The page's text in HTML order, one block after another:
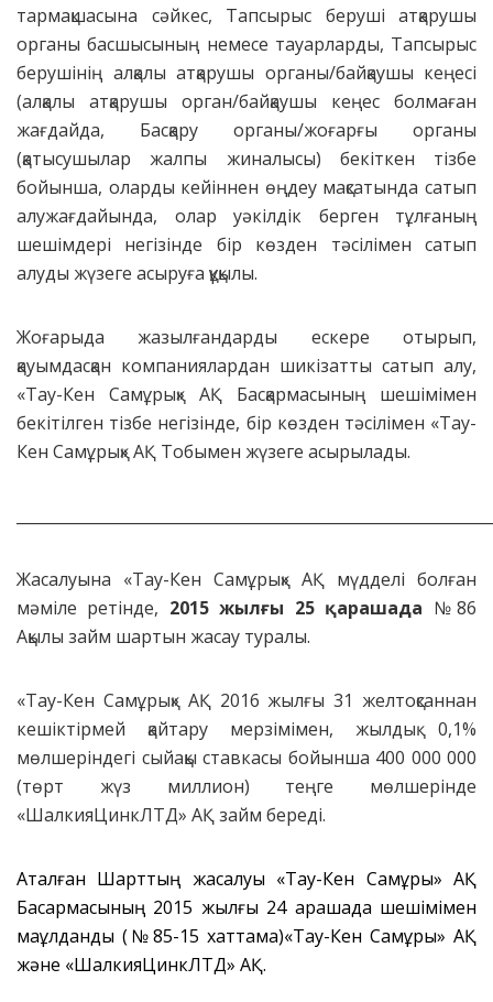
тармақшасына сәйкес, Тапсырыс беруші атқарушы
органы басшысының немесе тауарларды, Тапсырыс
берушінің алқалы атқарушы органы/байқаушы кеңесі
(алқалы атқарушы орган/байқаушы кеңес болмаған
жағдайда, Басқару органы/жоғарғы органы
(қатысушылар жалпы жиналысы) бекіткен тізбе
бойынша, оларды кейіннен өңдеу мақсатында сатып
алужағдайында, олар уәкілдік берген тұлғаның
шешімдері негізінде бір көзден тәсілімен сатып
алуды жүзеге асыруға құқылы.
Жоғарыда жазылғандарды ескере отырып,
қауымдасқан компаниялардан шикізатты сатып алу,
«Тау-Кен Самұрық» АҚ Басқармасының шешімімен
бекітілген тізбе негізінде, бір көзден тәсілімен «Тау-
Кен Самұрық» АҚ Тобымен жүзеге асырылады.
Жасалуына «Тау-Кен Самұрық» АҚ мүдделі болған
мәміле ретінде, 2015 жылғы 25 қарашада №86
Ақылы займ шартын жасау туралы.
«Тау-Кен Самұрық» АҚ 2016 жылғы 31 желтоқсаннан
кешіктірмей қайтару мерзімімен, жылдық 0,1%
мөлшеріндегі сыйақы ставкасы бойынша 400 000 000
(төрт жүз миллион) теңге мөлшерінде
«ШалкияЦинкЛТД» АҚ займ береді.
Аталған Шарттың жасалуы «Тау-Кен Самұрық» АҚ
Басқармасының 2015 жылғы 24 қарашада шешімімен
мақұлданды (№85-15 хаттама)«Тау-Кен Самұрық» АҚ
және «ШалкияЦинкЛТД» АҚ.